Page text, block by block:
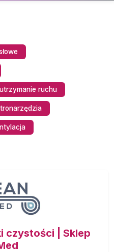
ruchu
czystości | Sklep